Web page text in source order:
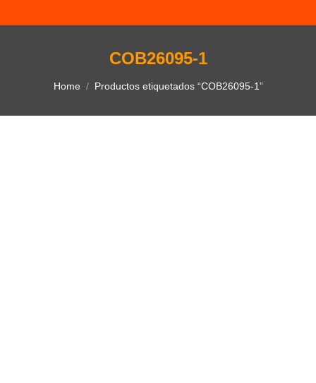
COB26095-1
You are here:
Home Productos etiquetados “COB26095-1”